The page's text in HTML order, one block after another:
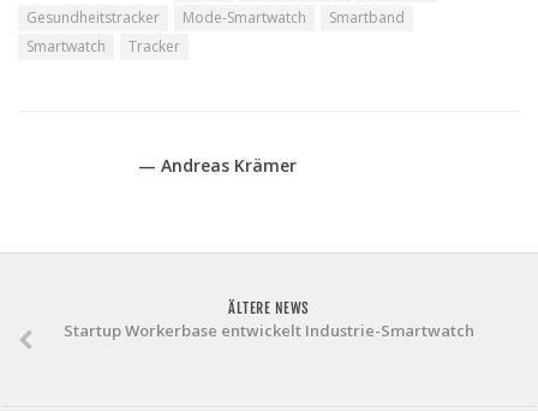
Gesundheitstracker
Mode-Smartwatch
Smartband
Smartwatch
Tracker
— Andreas Krämer
ÄLTERE NEWS
Startup Workerbase entwickelt Industrie-Smartwatch